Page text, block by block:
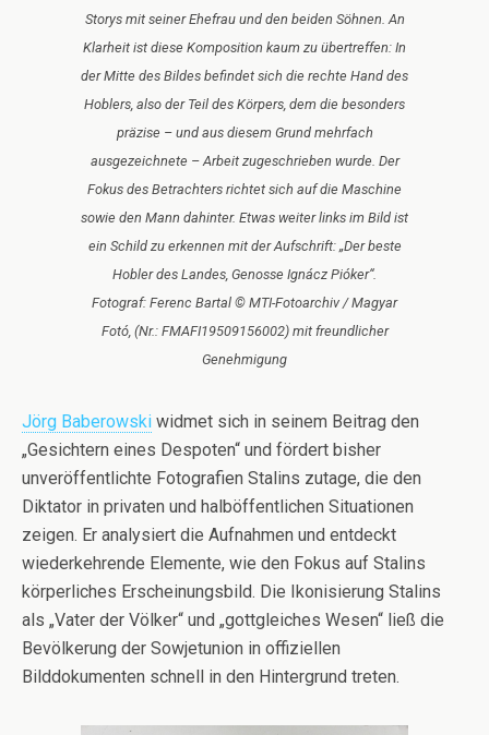
Storys mit seiner Ehefrau und den beiden Söhnen. An
Klarheit ist diese Komposition kaum zu übertreffen: In
der Mitte des Bildes befindet sich die rechte Hand des
Hoblers, also der Teil des Körpers, dem die besonders
präzise – und aus diesem Grund mehrfach
ausgezeichnete – Arbeit zugeschrieben wurde. Der
Fokus des Betrachters richtet sich auf die Maschine
sowie den Mann dahinter. Etwas weiter links im Bild ist
ein Schild zu erkennen mit der Aufschrift: „Der beste
Hobler des Landes, Genosse Ignácz Pióker“.
Fotograf: Ferenc Bartal © MTI-Fotoarchiv / Magyar
Fotó, (Nr.: FMAFI19509156002) mit freundlicher
Genehmigung
Jörg Baberowski widmet sich in seinem Beitrag den
„Gesichtern eines Despoten“ und fördert bisher
unveröffentlichte Fotografien Stalins zutage, die den
Diktator in privaten und halböffentlichen Situationen
zeigen. Er analysiert die Aufnahmen und entdeckt
wiederkehrende Elemente, wie den Fokus auf Stalins
körperliches Erscheinungsbild. Die Ikonisierung Stalins
als „Vater der Völker“ und „gottgleiches Wesen“ ließ die
Bevölkerung der Sowjetunion in offiziellen
Bilddokumenten schnell in den Hintergrund treten.